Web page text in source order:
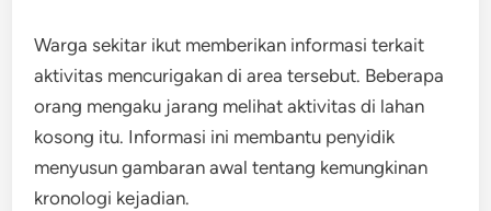
Warga sekitar ikut memberikan informasi terkait
aktivitas mencurigakan di area tersebut. Beberapa
orang mengaku jarang melihat aktivitas di lahan
kosong itu. Informasi ini membantu penyidik
menyusun gambaran awal tentang kemungkinan
kronologi kejadian.